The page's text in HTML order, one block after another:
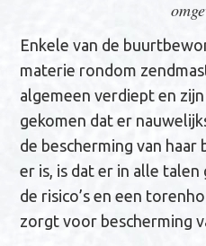
Enkele van de
materie rondom
algemeen verdiept en
gekomen dat er
de bescherming van
er is, is dat er in alle
de risico’s en een
zorgt voor bescherming